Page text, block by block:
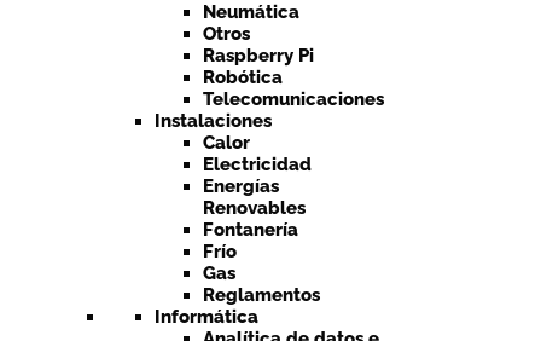
Neumática
Otros
Raspberry Pi
Robótica
Telecomunicaciones
Instalaciones
Calor
Electricidad
Energías
Renovables
Fontanería
Frío
Gas
Reglamentos
Informática